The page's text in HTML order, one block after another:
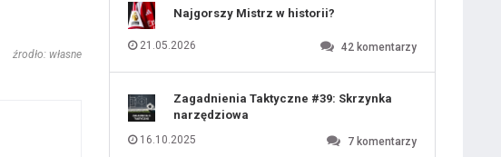
źrodło: własne
Najgorszy Mistrz w historii?
21.05.2026 42 komentarzy
Zagadnienia Taktyczne #39: Skrzynka
narzędziowa
16.10.2025 7 komentarzy